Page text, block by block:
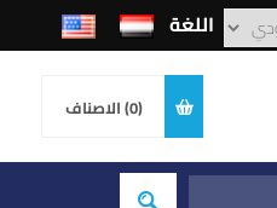
اللغة
(0) الاصناف